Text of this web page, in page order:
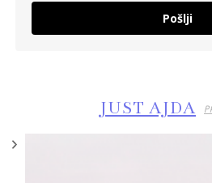
Pošlji
JUST AJDA